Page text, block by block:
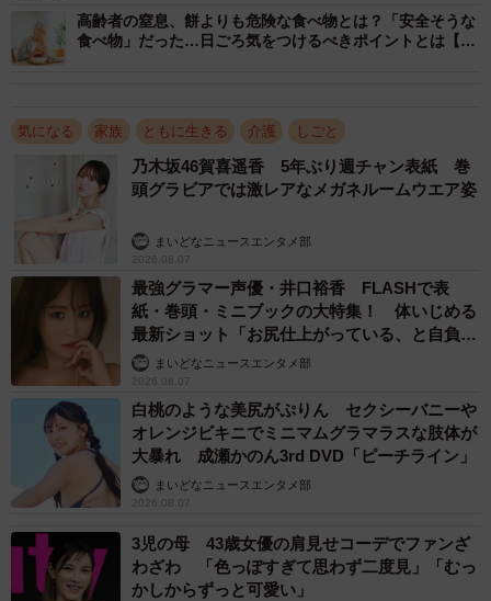
2/2
ジャパネットたかたお客様サポートから届いたという実際のDM（提供写
がいくようにしてもらった。女性は「父は、母がいろんな
会社に次々に電話するので『キリがない』と疲れ果ててい
ました。小さな声に目を留めてもらった上に、会社側から
寄り添って解決法を提示してくれたことに胸が熱くなりま
した。父も感謝しています」と話す。
注文完了後に家族に意思を確認
ャパネットコミュニケーションズ」によると、認知症への
独自の対応は20年以上前から行っており、家族の状況や気
高齢者の窒息、餅よりも危険な食べ物とは？「安全そうな
食べ物」だった…日ごろ気をつけるべきポイントとは【内
気になる 家族 ともに生きる 介護 しごと
乃木坂46賀喜遥香 5年ぶり週チャン表紙 巻
頭グラビアでは激レアなメガネルームウエア姿
まいどなニュースエンタメ部
2026.08.07
最強グラマー声優・井口裕香 FLASHで表
紙・巻頭・ミニブックの大特集！ 体いじめる
最新ショット「お尻仕上がっている、と自負し
ています」「いくつになっても理想の身体でい
たい」
まいどなニュースエンタメ部
2026.08.07
白桃のような美尻がぷりん セクシーバニーや
オレンジビキニでミニマムグラマラスな肢体が
大暴れ 成瀬かのん3rd DVD「ピーチライン」
まいどなニュースエンタメ部
2026.08.07
3児の母 43歳女優の肩見せコーデでファンざ
わざわ 「色っぽすぎて思わず二度見」「むっ
かしからずっと可愛い」